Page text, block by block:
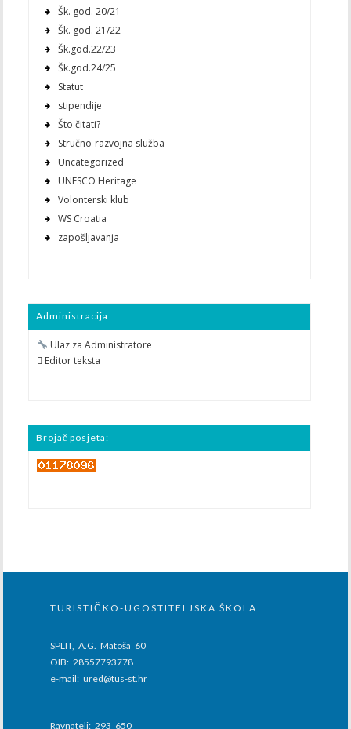
Šk. god. 20/21
Šk. god. 21/22
Šk.god.22/23
Šk.god.24/25
Statut
stipendije
Što čitati?
Stručno-razvojna služba
Uncategorized
UNESCO Heritage
Volonterski klub
WS Croatia
zapošljavanja
Administracija
Ulaz za Administratore
 Editor teksta
Brojač posjeta:
TURISTIČKO-UGOSTITELJSKA ŠKOLA
SPLIT, A.G. Matoša 60
OIB: 28557793778
e-mail: ured@tus-st.hr
Ravnatelj: 293 650